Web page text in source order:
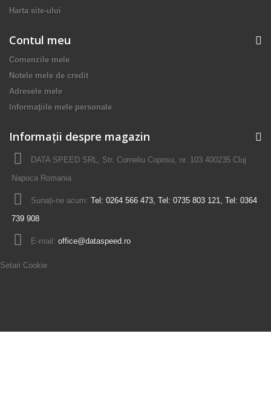
Harta site-ului
Contul meu
Comenzile mele
Notele mele de credit
Adresele mele
Informaţiile mele personale
Informații despre magazin
DATA SPEED SRL, Str. Corneliu Coposu, nr. 103 400235 Cluj
Napoca Romania
Sunați-ne acum: Tel: 0264 566 473, Tel: 0735 803 121, Tel: 0364
739 908
E-mail: office@dataspeed.ro
Setari Cookie